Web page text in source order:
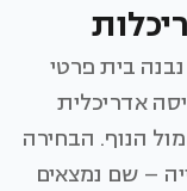
בית פרטי
אדריכלית
הנוף. הבחירה
– שם נמצאים